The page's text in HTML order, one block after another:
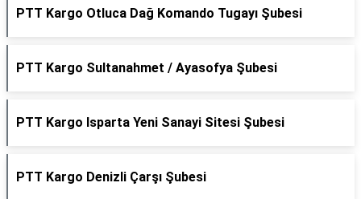
PTT Kargo Otluca Dağ Komando Tugayı Şubesi
PTT Kargo Sultanahmet / Ayasofya Şubesi
PTT Kargo Isparta Yeni Sanayi Sitesi Şubesi
PTT Kargo Denizli Çarşı Şubesi